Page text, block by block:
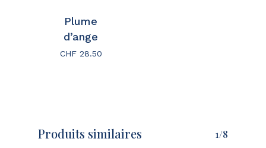
Plume
d’ange
CHF28.50
Produits similaires 1/8